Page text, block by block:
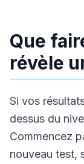
Que
révèle
Si vos
dessus du
Commencez
nouveau test,